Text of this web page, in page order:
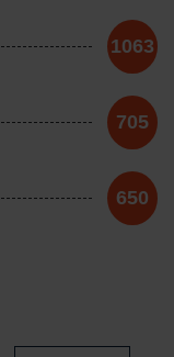
1063
705
650